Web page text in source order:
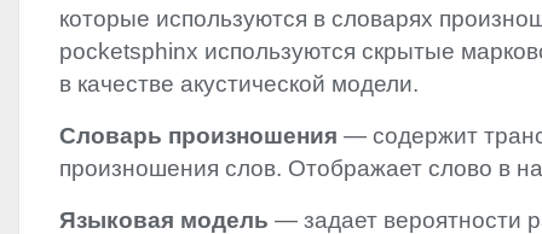
которые используются в словарях
pocketsphinx используются скрытые
в качестве акустической модели.
Словарь произношения — содержит
произношения слов. Отображает слово в
Языковая модель — задает вероятности